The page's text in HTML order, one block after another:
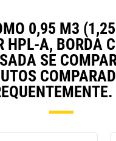
0,95 M3
HPL-A, BORDA
SE